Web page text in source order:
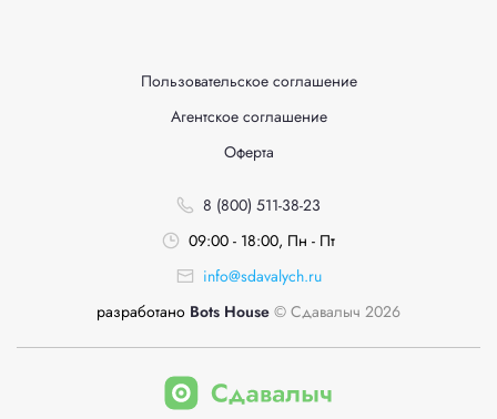
Пользовательское соглашение
Агентское соглашение
Оферта
8 (800) 511-38-23
09:00 - 18:00, Пн - Пт
info@sdavalych.ru
разработано Bots House © Сдавалыч 2026